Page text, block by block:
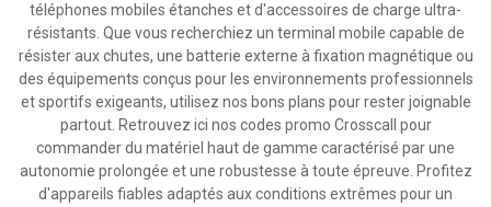
téléphones mobiles étanches et d'accessoires de charge ultra-
résistants. Que vous recherchiez un terminal mobile capable de
résister aux chutes, une batterie externe à fixation magnétique ou
des équipements conçus pour les environnements professionnels
et sportifs exigeants, utilisez nos bons plans pour rester joignable
partout. Retrouvez ici nos codes promo Crosscall pour
commander du matériel haut de gamme caractérisé par une
autonomie prolongée et une robustesse à toute épreuve. Profitez
d'appareils fiables adaptés aux conditions extrêmes pour un